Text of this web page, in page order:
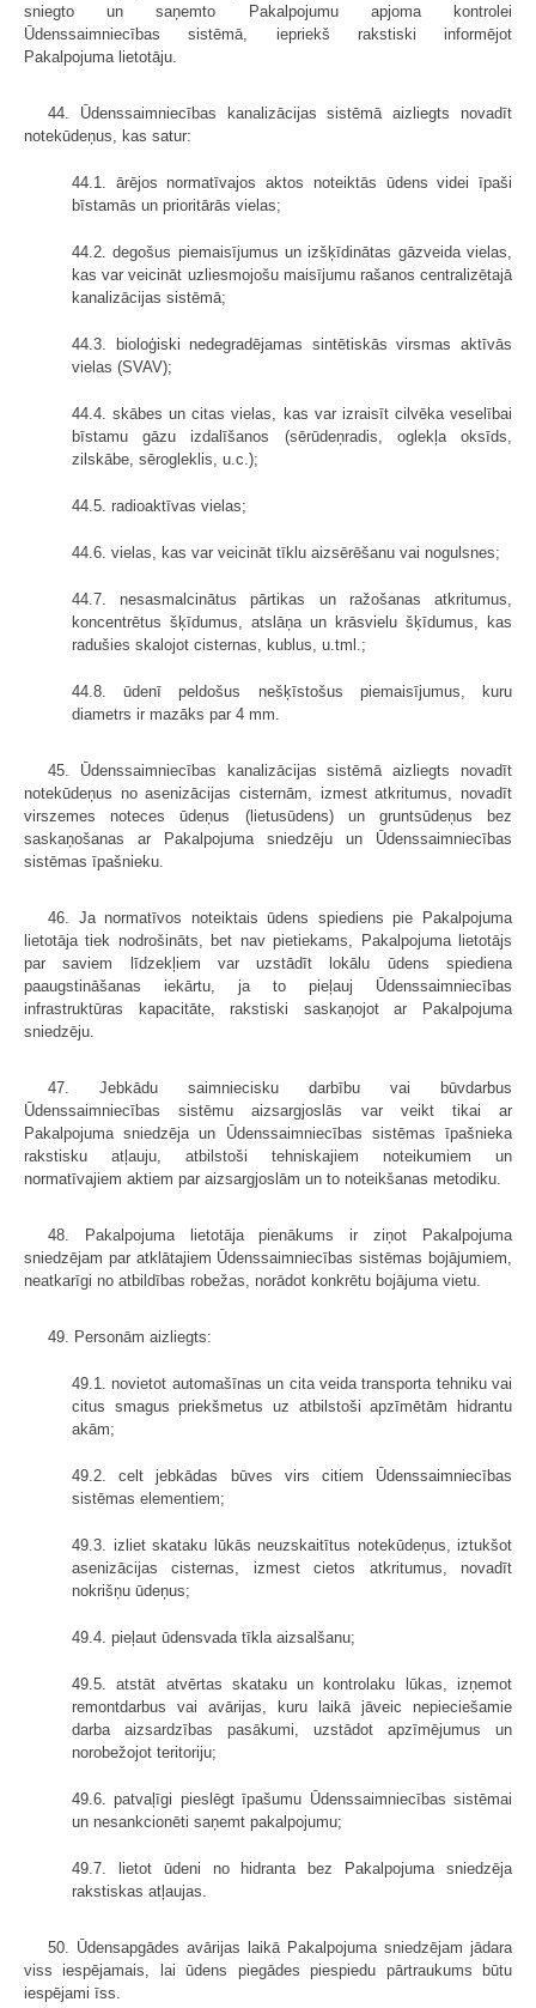
sniegto un saņemto Pakalpojumu apjoma kontrolei
Ūdenssaimniecības sistēmā, iepriekš rakstiski informējot
Pakalpojuma lietotāju.
44. Ūdenssaimniecības kanalizācijas sistēmā aizliegts novadīt
notekūdeņus, kas satur:
44.1. ārējos normatīvajos aktos noteiktās ūdens videi īpaši
bīstamās un prioritārās vielas;
44.2. degošus piemaisījumus un izšķīdinātas gāzveida vielas,
kas var veicināt uzliesmojošu maisījumu rašanos centralizētajā
kanalizācijas sistēmā;
44.3. bioloģiski nedegradējamas sintētiskās virsmas aktīvās
vielas (SVAV);
44.4. skābes un citas vielas, kas var izraisīt cilvēka veselībai
bīstamu gāzu izdalīšanos (sērūdeņradis, oglekļa oksīds,
zilskābe, sērogleklis, u.c.);
44.5. radioaktīvas vielas;
44.6. vielas, kas var veicināt tīklu aizsērēšanu vai nogulsnes;
44.7. nesasmalcinātus pārtikas un ražošanas atkritumus,
koncentrētus šķīdumus, atslāņa un krāsvielu šķīdumus, kas
radušies skalojot cisternas, kublus, u.tml.;
44.8. ūdenī peldošus nešķīstošus piemaisījumus, kuru
diametrs ir mazāks par 4 mm.
45. Ūdenssaimniecības kanalizācijas sistēmā aizliegts novadīt
notekūdeņus no asenizācijas cisternām, izmest atkritumus, novadīt
virszemes noteces ūdeņus (lietusūdens) un gruntsūdeņus bez
saskaņošanas ar Pakalpojuma sniedzēju un Ūdenssaimniecības
sistēmas īpašnieku.
46. Ja normatīvos noteiktais ūdens spiediens pie Pakalpojuma
lietotāja tiek nodrošināts, bet nav pietiekams, Pakalpojuma lietotājs
par saviem līdzekļiem var uzstādīt lokālu ūdens spiediena
paaugstināšanas iekārtu, ja to pieļauj Ūdenssaimniecības
infrastruktūras kapacitāte, rakstiski saskaņojot ar Pakalpojuma
sniedzēju.
47. Jebkādu saimniecisku darbību vai būvdarbus
Ūdenssaimniecības sistēmu aizsargjoslās var veikt tikai ar
Pakalpojuma sniedzēja un Ūdenssaimniecības sistēmas īpašnieka
rakstisku atļauju, atbilstoši tehniskajiem noteikumiem un
normatīvajiem aktiem par aizsargjoslām un to noteikšanas metodiku.
48. Pakalpojuma lietotāja pienākums ir ziņot Pakalpojuma
sniedzējam par atklātajiem Ūdenssaimniecības sistēmas bojājumiem,
neatkarīgi no atbildības robežas, norādot konkrētu bojājuma vietu.
49. Personām aizliegts:
49.1. novietot automašīnas un cita veida transporta tehniku vai
citus smagus priekšmetus uz atbilstoši apzīmētām hidrantu
akām;
49.2. celt jebkādas būves virs citiem Ūdenssaimniecības
sistēmas elementiem;
49.3. izliet skataku lūkās neuzskaitītus notekūdeņus, iztukšot
asenizācijas cisternas, izmest cietos atkritumus, novadīt
nokrišņu ūdeņus;
49.4. pieļaut ūdensvada tīkla aizsalšanu;
49.5. atstāt atvērtas skataku un kontrolaku lūkas, izņemot
remontdarbus vai avārijas, kuru laikā jāveic nepieciešamie
darba aizsardzības pasākumi, uzstādot apzīmējumus un
norobežojot teritoriju;
49.6. patvaļīgi pieslēgt īpašumu Ūdenssaimniecības sistēmai
un nesankcionēti saņemt pakalpojumu;
49.7. lietot ūdeni no hidranta bez Pakalpojuma sniedzēja
rakstiskas atļaujas.
50. Ūdensapgādes avārijas laikā Pakalpojuma sniedzējam jādara
viss iespējamais, lai ūdens piegādes piespiedu pārtraukums būtu
iespējami īss.